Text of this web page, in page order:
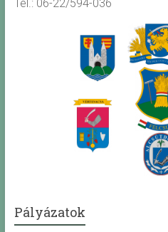
Tel.: 06-22/594-036
Pályázatok